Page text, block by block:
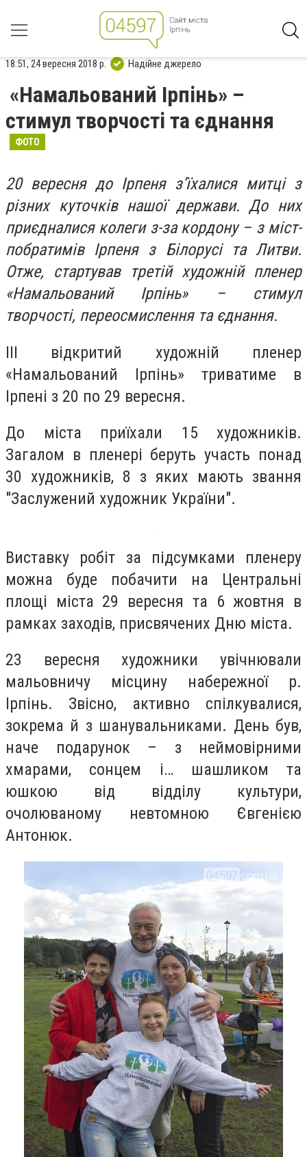
18:51, 24 вересня 2018 р. Надійне джерело
«Намальований Ірпінь» –
стимул творчості та єднання
ФОТО
20 вересня до Ірпеня з’їхалися митці з
різних куточків нашої держави. До них
приєдналися колеги з-за кордону – з міст-
побратимів Ірпеня з Білорусі та Литви.
Отже, стартував третій художній пленер
«Намальований Ірпінь» – стимул
творчості, переосмислення та єднання.
ІІІ відкритий художній пленер
«Намальований Ірпінь» триватиме в
Ірпені з 20 по 29 вересня.
До міста приїхали 15 художників.
Загалом в пленері беруть участь понад
30 художників, 8 з яких мають звання
"Заслужений художник України".
Виставку робіт за підсумками пленеру
можна буде побачити на Центральні
площі міста 29 вересня та 6 жовтня в
рамках заходів, присвячених Дню міста.
23 вересня художники увічнювали
мальовничу місцину набережної р.
Ірпінь. Звісно, активно спілкувалися,
зокрема й з шанувальниками. День був,
наче подарунок – з неймовірними
хмарами, сонцем і… шашликом та
юшкою від відділу культури,
очолюваному невтомною Євгенією
Антонюк.